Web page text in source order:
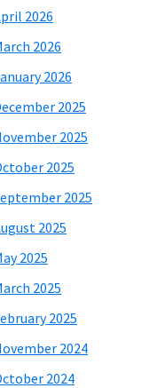
2026
2026
2026
2025
2025
2025
2025
2025
2025
2025
2025
2024
2024